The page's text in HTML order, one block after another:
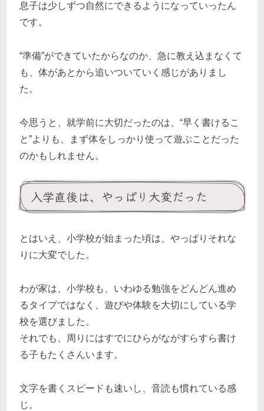
息子は少しずつ自然にできるようになっていったん
です。
“準備”ができていたからなのか、急に教え込まなくて
も、体があとから追いついていく感じがありまし
た。
今思うと、就学前に大切だったのは、“早く書けるこ
と”よりも、まず体をしっかり使って遊ぶことだった
のかもしれません。
入学直後は、やっぱり大変だった
とはいえ、小学校が始まった頃は、やっぱりそれな
りに大変でした。
わが家は、小学校も、いわゆる勉強をどんどん進め
るタイプではなく、遊びや体験を大切にしている学
校を選びました。
それでも、周りにはすでにひらがながすらすら書け
る子もたくさんいます。
文字を書くスピードも速いし、音読も慣れている感
じ。